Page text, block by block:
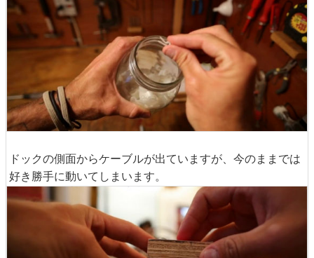
ガラスの瓶から取り出したのはクリップ。